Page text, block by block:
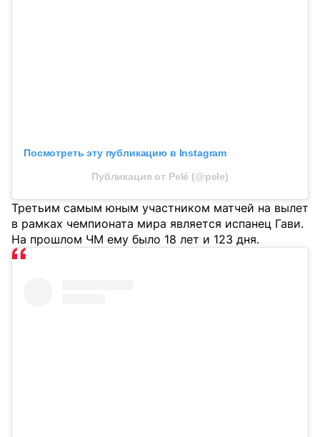
Посмотреть эту публикацию в Instagram
Публикация от Pelé (@pele)
Третьим самым юным участником матчей на вылет
в рамках чемпионата мира является испанец Гави.
На прошлом ЧМ ему было 18 лет и 123 дня.